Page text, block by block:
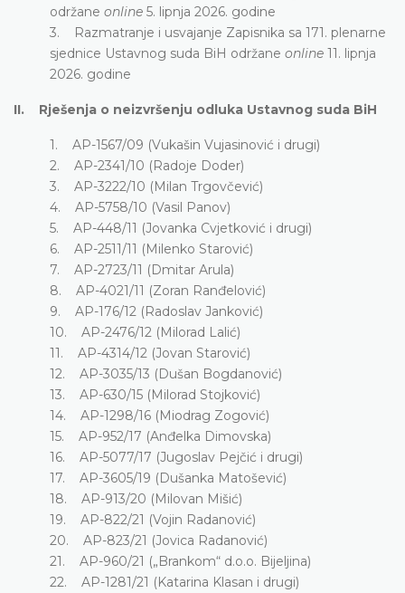
održane online 5. lipnja 2026. godine
3. Razmatranje i usvajanje Zapisnika sa 171. plenarne
sjednice Ustavnog suda BiH održane online 11. lipnja
2026. godine
II. Rješenja o neizvršenju odluka Ustavnog suda BiH
1. AP-1567/09 (Vukašin Vujasinović i drugi)
2. AP-2341/10 (Radoje Doder)
3. AP-3222/10 (Milan Trgovčević)
4. AP-5758/10 (Vasil Panov)
5. AP-448/11 (Jovanka Cvjetković i drugi)
6. AP-2511/11 (Milenko Starović)
7. AP-2723/11 (Dmitar Arula)
8. AP-4021/11 (Zoran Ranđelović)
9. AP-176/12 (Radoslav Janković)
10. AP-2476/12 (Milorad Lalić)
11. AP-4314/12 (Jovan Starović)
12. AP-3035/13 (Dušan Bogdanović)
13. AP-630/15 (Milorad Stojković)
14. AP-1298/16 (Miodrag Zogović)
15. AP-952/17 (Anđelka Dimovska)
16. AP-5077/17 (Jugoslav Pejčić i drugi)
17. AP-3605/19 (Dušanka Matošević)
18. AP-913/20 (Milovan Mišić)
19. AP-822/21 (Vojin Radanović)
20. AP-823/21 (Jovica Radanović)
21. AP-960/21 („Brankom“ d.o.o. Bijeljina)
22. AP-1281/21 (Katarina Klasan i drugi)